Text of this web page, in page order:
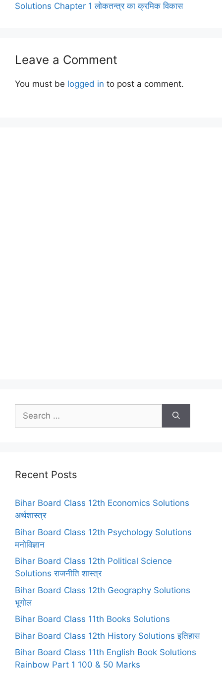
Solutions Chapter 1 लोकतन्त्र का क्रमिक विकास
Leave a Comment
You must be logged in to post a comment.
Search
for:
Recent Posts
Bihar Board Class 12th Economics Solutions
अर्थशास्त्र
Bihar Board Class 12th Psychology Solutions
मनोविज्ञान
Bihar Board Class 12th Political Science
Solutions राजनीति शास्त्र
Bihar Board Class 12th Geography Solutions
भूगोल
Bihar Board Class 11th Books Solutions
Bihar Board Class 12th History Solutions इतिहास
Bihar Board Class 11th English Book Solutions
Rainbow Part 1 100 & 50 Marks